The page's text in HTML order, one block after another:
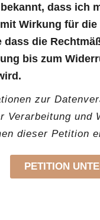
dass ich
Wirkung für die
dass die
bis zum
zur
Verarbeitung und
dieser Petition
PETITION